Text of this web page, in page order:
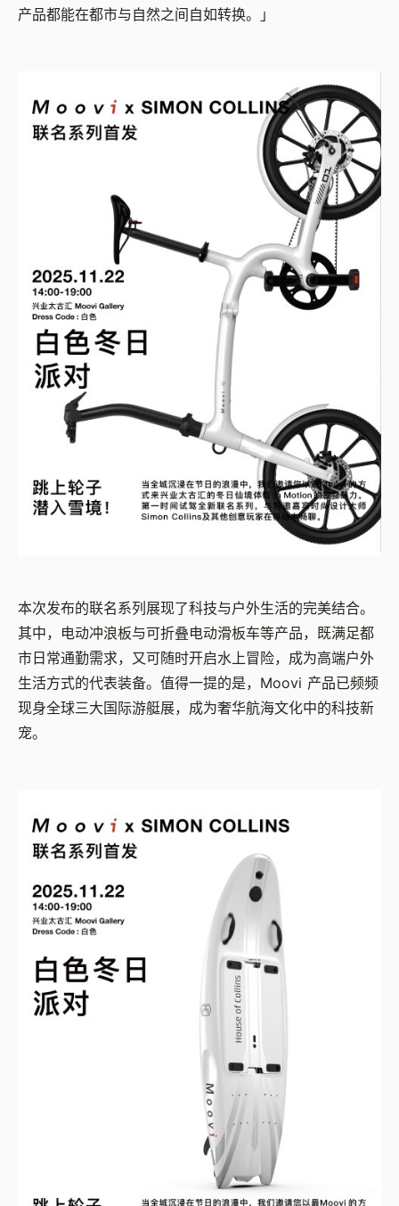
产品都能在都市与自然之间自如转换。」
本次发布的联名系列展现了科技与户外生活的完美结合。
其中，电动冲浪板与可折叠电动滑板车等产品，既满足都
市日常通勤需求，又可随时开启水上冒险，成为高端户外
生活方式的代表装备。值得一提的是，Moovi 产品已频频
现身全球三大国际游艇展，成为奢华航海文化中的科技新
宠。